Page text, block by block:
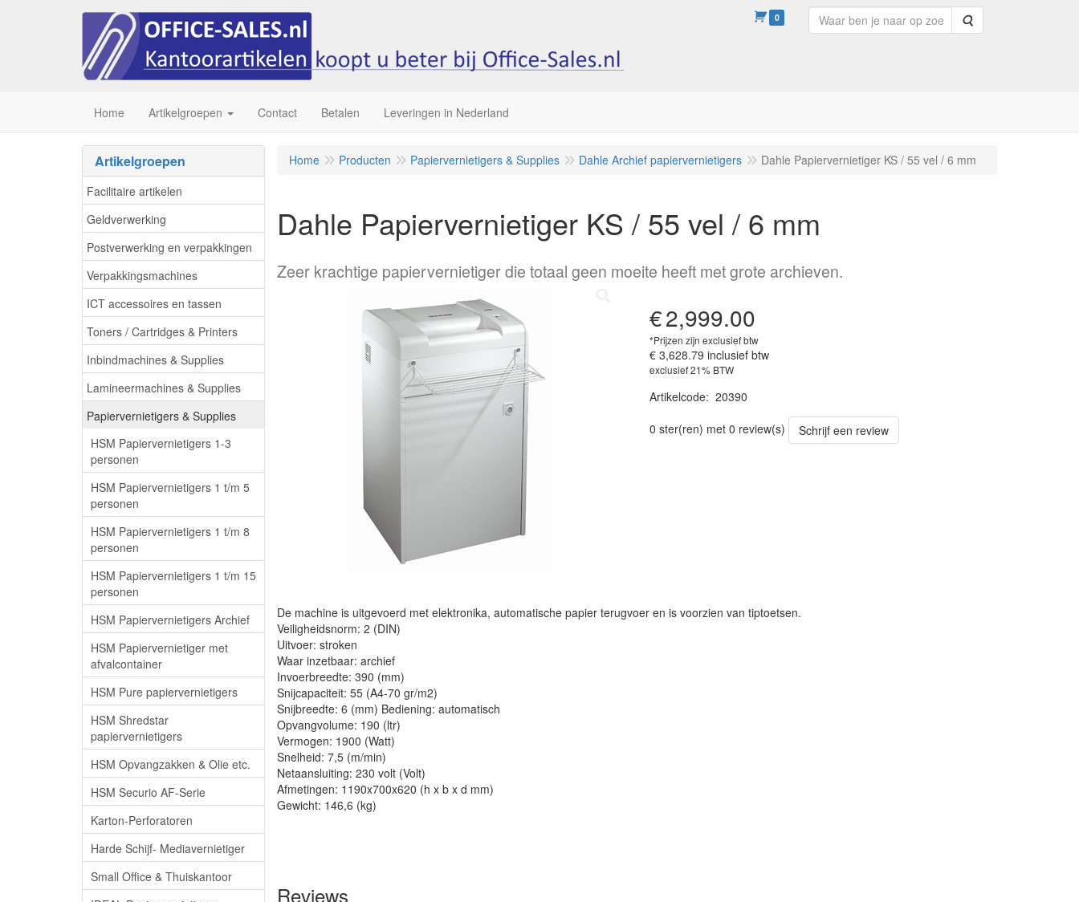
0 Zoeken
Home Artikelgroepen Contact Betalen Leveringen in Nederland
Artikelgroepen
Facilitaire artikelen
Geldverwerking
Postverwerking en verpakkingen
Verpakkingsmachines
ICT accessoires en tassen
Toners / Cartridges & Printers
Inbindmachines & Supplies
Lamineermachines & Supplies
Papiervernietigers & Supplies
HSM Papiervernietigers 1-3
personen
HSM Papiervernietigers 1 t/m 5
personen
HSM Papiervernietigers 1 t/m 8
personen
HSM Papiervernietigers 1 t/m 15
personen
HSM Papiervernietigers Archief
HSM Papiervernietiger met
afvalcontainer
HSM Pure papiervernietigers
HSM Shredstar
papiervernietigers
HSM Opvangzakken & Olie etc.
HSM Securio AF-Serie
Karton-Perforatoren
Harde Schijf- Mediavernietiger
Small Office & Thuiskantoor
Home Producten Papiervernietigers & Supplies Dahle Archief papiervernietigers Dahle Papiervernietiger KS / 55 vel / 6 mm
Dahle Papiervernietiger KS / 55 vel / 6 mm
Zeer krachtige papiervernietiger die totaal geen moeite heeft met grote archieven.
€2,999.00
*Prijzen zijn exclusief btw
€ 3,628.79 inclusief btw
exclusief 21% BTW
Artikelcode: 20390
0 ster(ren) met 0 review(s)
Schrijf een review
De machine is uitgevoerd met elektronika, automatische papier terugvoer en is voorzien van tiptoetsen.
Veiligheidsnorm: 2 (DIN)
Uitvoer: stroken
Waar inzetbaar: archief
Invoerbreedte: 390 (mm)
Snijcapaciteit: 55 (A4-70 gr/m2)
Snijbreedte: 6 (mm) Bediening: automatisch
Opvangvolume: 190 (ltr)
Vermogen: 1900 (Watt)
Snelheid: 7,5 (m/min)
Netaansluiting: 230 volt (Volt)
Afmetingen: 1190x700x620 (h x b x d mm)
Gewicht: 146,6 (kg)
Reviews